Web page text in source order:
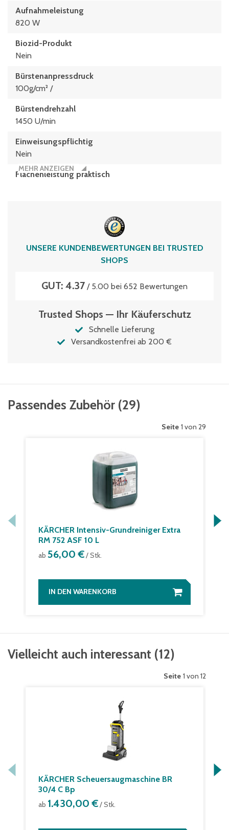
Aufnahmeleistung
820 W
Biozid-Produkt
Nein
Bürstenanpressdruck
100g/cm² /
Bürstendrehzahl
1450 U/min
Einweisungspflichtig
Nein
Flächenleistung praktisch
200 m²/h
70.5 dB(A)
4 / 4 (l)
Transporträder
MEHR ANZEIGEN
UNSERE KUNDENBEWERTUNGEN BEI TRUSTED
SHOPS
GUT: 4.37 / 5.00 bei 652 Bewertungen
Trusted Shops — Ihr Käuferschutz
Schnelle Lieferung
Versandkostenfrei ab 200 €
Passendes Zubehör (29)
Seite 1 von 29
KÄRCHER Intensiv-Grundreiniger Extra
RM 752 ASF 10 L
ab 56,00 €/ Stk.
IN DEN WARENKORB
Vielleicht auch interessant (12)
Seite 1 von 12
KÄRCHER Scheuersaugmaschine BR
30/4 C Bp
ab 1.430,00 €/ Stk.